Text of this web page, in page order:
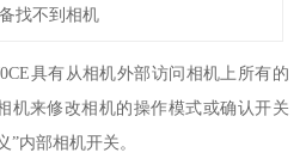
找不到相机
具有从相机外部访问相机上所有的
机来修改相机的操作模式或确认开关
内部相机开关。